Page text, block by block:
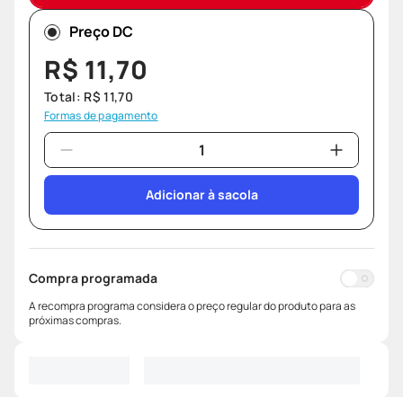
Preço DC
R$ 11,70
Total: R$ 11,70
Formas de pagamento
Adicionar à sacola
Compra programada
A recompra programa considera o preço regular do produto para as
próximas compras.